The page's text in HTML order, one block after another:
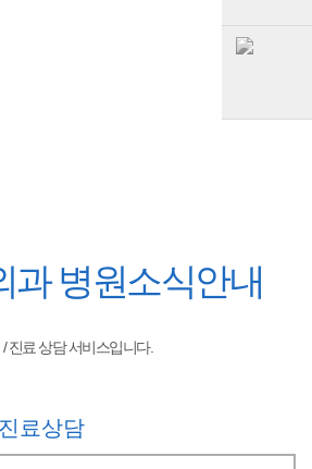
과병원소식안내
진료 상담 서비스입니다.
료상담